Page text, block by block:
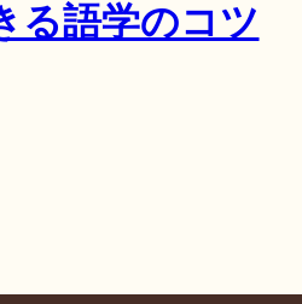
る語学のコツ